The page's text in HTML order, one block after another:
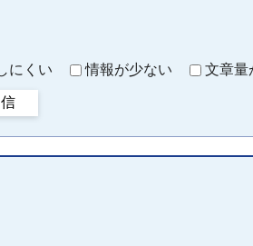
にくい 情報が少ない 文章量